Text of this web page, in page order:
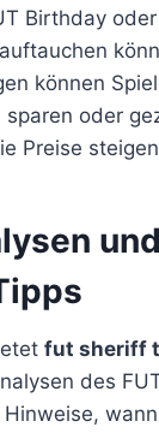
Birthday
können
sparen oder
Preise
und
fut sheriff
des